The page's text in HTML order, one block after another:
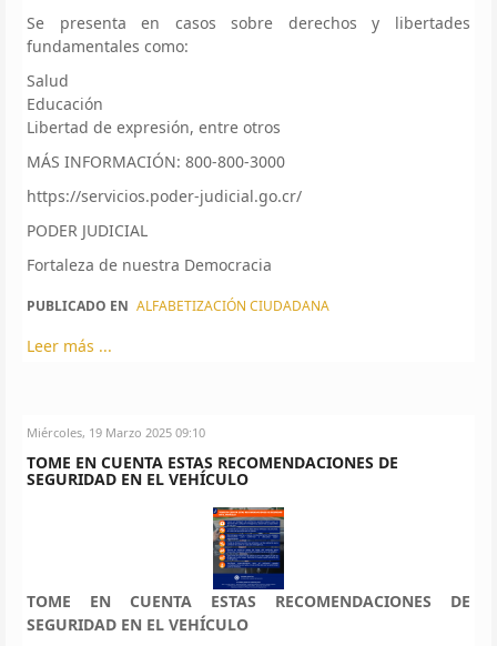
Se presenta en casos sobre derechos y libertades
fundamentales como:
Salud
Educación
Libertad de expresión, entre otros
MÁS INFORMACIÓN: 800-800-3000
https://servicios.poder-judicial.go.cr/
PODER JUDICIAL
Fortaleza de nuestra Democracia
PUBLICADO EN ALFABETIZACIÓN CIUDADANA
Leer más ...
Miércoles, 19 Marzo 2025 09:10
TOME EN CUENTA ESTAS RECOMENDACIONES DE
SEGURIDAD EN EL VEHÍCULO
TOME EN CUENTA ESTAS RECOMENDACIONES DE
SEGURIDAD EN EL VEHÍCULO